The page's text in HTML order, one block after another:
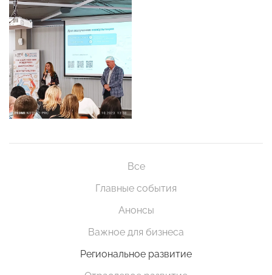
Все
Главные события
Анонсы
Важное для бизнеса
Региональное развитие